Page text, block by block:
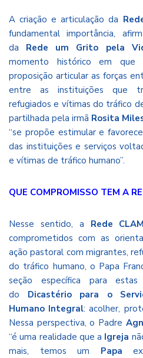
A criação e articulação da
fundamental importância,
da Rede um Grito pela
momento histórico em
proposição articular as forças
entre as instituições que
refugiados e vítimas do tráfico
partilhada pela irmã Rosita
“se propõe estimular e
das instituições e serviços
e vítimas de tráfico humano”.
QUE COMPROMISSO TEM A
Nesse sentido, a Rede
comprometidos com as
ação pastoral com migrantes,
do tráfico humano, o Papa
seção específica para
do Dicastério para o
Humano Integral: acolher,
Nessa perspectiva, o Padre
“é uma realidade que a Igreja
mais, temos um Papa